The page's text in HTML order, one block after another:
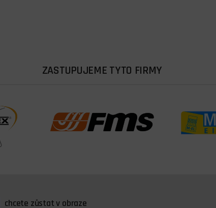
ZASTUPUJEME TYTO FIRMY
chcete zůstat v obraze